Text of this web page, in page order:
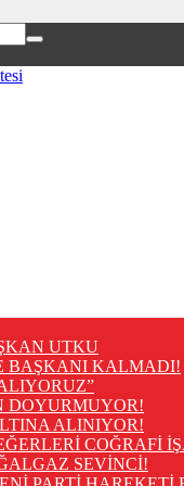
UTKU
BAŞKANI KALMADI!
ALINIYOR!
COĞRAFİ
SEVİNCİ!